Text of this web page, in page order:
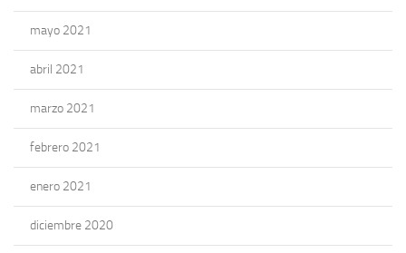
mayo 2021
abril 2021
marzo 2021
febrero 2021
enero 2021
diciembre 2020